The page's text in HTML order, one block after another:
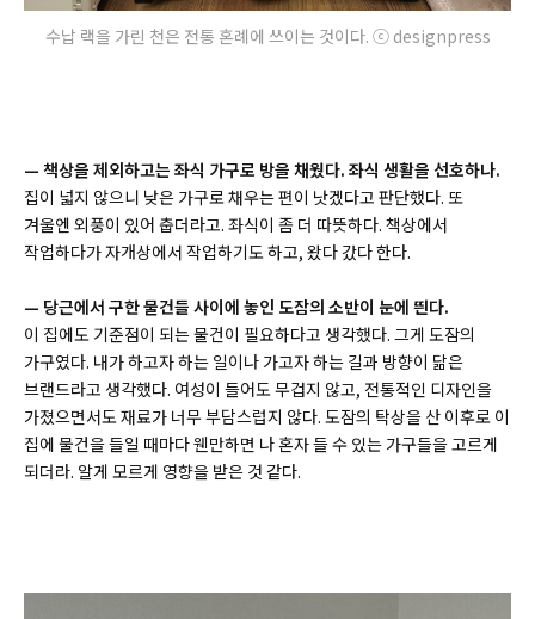
수납 랙을 가린 천은 전통 혼례에 쓰이는 것이다. ⓒ designpress
— 책상을 제외하고는 좌식 가구로 방을 채웠다. 좌식 생활을 선호하나.
집이 넓지 않으니 낮은 가구로 채우는 편이 낫겠다고 판단했다. 또
겨울엔 외풍이 있어 춥더라고. 좌식이 좀 더 따뜻하다. 책상에서
작업하다가 자개상에서 작업하기도 하고, 왔다 갔다 한다.
— 당근에서 구한 물건들 사이에 놓인 도잠의 소반이 눈에 띈다.
이 집에도 기준점이 되는 물건이 필요하다고 생각했다. 그게 도잠의
가구였다. 내가 하고자 하는 일이나 가고자 하는 길과 방향이 닮은
브랜드라고 생각했다. 여성이 들어도 무겁지 않고, 전통적인 디자인을
가졌으면서도 재료가 너무 부담스럽지 않다. 도잠의 탁상을 산 이후로 이
집에 물건을 들일 때마다 웬만하면 나 혼자 들 수 있는 가구들을 고르게
되더라. 알게 모르게 영향을 받은 것 같다.